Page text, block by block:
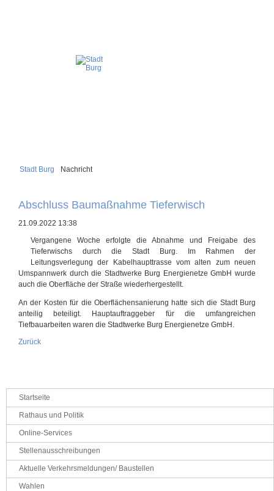
Stadt Burg Nachricht
Abschluss Baumaßnahme Tieferwisch
21.09.2022 13:38
Vergangene Woche erfolgte die Abnahme und Freigabe des
Tieferwischs durch die Stadt Burg. Im Rahmen der
Leitungsverlegung der Kabelhaupttrasse vom alten zum neuen
Umspannwerk durch die Stadtwerke Burg Energienetze GmbH wurde
auch die Oberfläche der Straße wiederhergestellt.
An der Kosten für die Oberflächensanierung hatte sich die Stadt Burg
anteilig beteiligt. Hauptauftraggeber für die umfangreichen
Tiefbauarbeiten waren die Stadtwerke Burg Energienetze GmbH.
Zurück
Navigation
überspringen
Startseite
Rathaus und Politik
Online-Services
Stellenausschreibungen
Aktuelle Verkehrsmeldungen/ Baustellen
Wahlen